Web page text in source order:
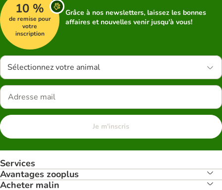
10 %
de remise pour
votre
inscription
Grâce à nos newsletters, laissez les bonnes
affaires et nouvelles venir jusqu'à vous!
Sélectionnez votre animal
Je m'inscris
Services
Avantages zooplus
Acheter malin